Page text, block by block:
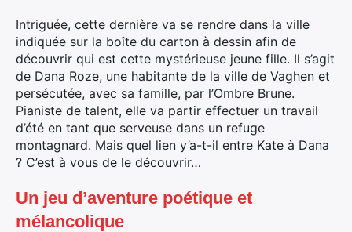
Intriguée, cette dernière va se rendre dans la ville
indiquée sur la boîte du carton à dessin afin de
découvrir qui est cette mystérieuse jeune fille. Il s’agit
de Dana Roze, une habitante de la ville de Vaghen et
persécutée, avec sa famille, par l’Ombre Brune.
Pianiste de talent, elle va partir effectuer un travail
d’été en tant que serveuse dans un refuge
montagnard. Mais quel lien y’a-t-il entre Kate à Dana
? C’est à vous de le découvrir…
Un jeu d’aventure poétique et
mélancolique